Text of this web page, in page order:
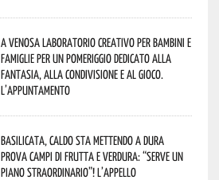
A Venosa laboratorio creativo per bambini e
famiglie per un pomeriggio dedicato alla
fantasia, alla condivisione e al gioco.
L’appuntamento
Basilicata, caldo sta mettendo a dura
prova campi di frutta e verdura: “Serve un
piano straordinario”! L’appello